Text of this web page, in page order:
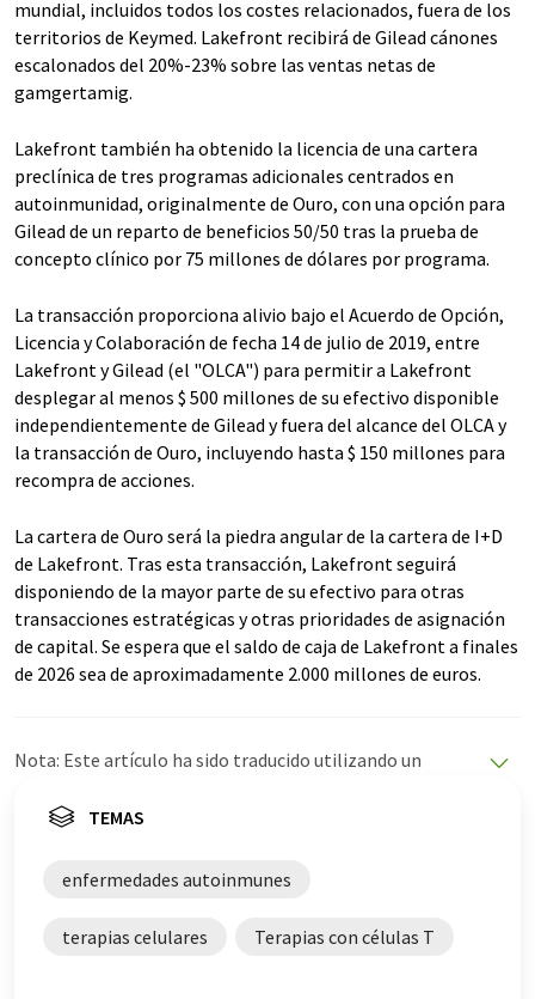
mundial, incluidos todos los costes relacionados, fuera de los
territorios de Keymed. Lakefront recibirá de Gilead cánones
escalonados del 20%-23% sobre las ventas netas de
gamgertamig.
Lakefront también ha obtenido la licencia de una cartera
preclínica de tres programas adicionales centrados en
autoinmunidad, originalmente de Ouro, con una opción para
Gilead de un reparto de beneficios 50/50 tras la prueba de
concepto clínico por 75 millones de dólares por programa.
La transacción proporciona alivio bajo el Acuerdo de Opción,
Licencia y Colaboración de fecha 14 de julio de 2019, entre
Lakefront y Gilead (el "OLCA") para permitir a Lakefront
desplegar al menos $ 500 millones de su efectivo disponible
independientemente de Gilead y fuera del alcance del OLCA y
la transacción de Ouro, incluyendo hasta $ 150 millones para
recompra de acciones.
La cartera de Ouro será la piedra angular de la cartera de I+D
de Lakefront. Tras esta transacción, Lakefront seguirá
disponiendo de la mayor parte de su efectivo para otras
transacciones estratégicas y otras prioridades de asignación
de capital. Se espera que el saldo de caja de Lakefront a finales
de 2026 sea de aproximadamente 2.000 millones de euros.
Nota: Este artículo ha sido traducido utilizando un
ofrece estas traducciones automáticas para presentar
este artículo ha sido traducido con traducción
vocabulario, sintaxis o gramática. El artículo original en
Inglés se puede encontrar
TEMAS
enfermedades autoinmunes
terapias celulares Terapias con células T